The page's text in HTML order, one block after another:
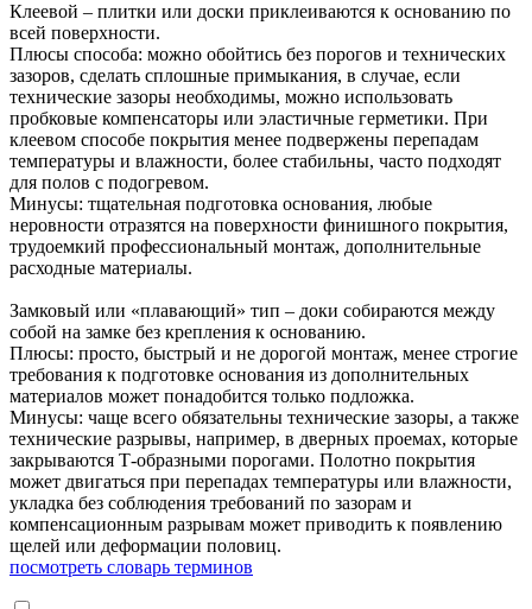
Клеевой – плитки или доски приклеиваются к основанию по
всей поверхности.
Плюсы способа: можно обойтись без порогов и технических
зазоров, сделать сплошные примыкания, в случае, если
технические зазоры необходимы, можно использовать
пробковые компенсаторы или эластичные герметики. При
клеевом способе покрытия менее подвержены перепадам
температуры и влажности, более стабильны, часто подходят
для полов с подогревом.
Минусы: тщательная подготовка основания, любые
неровности отразятся на поверхности финишного покрытия,
трудоемкий профессиональный монтаж, дополнительные
расходные материалы.
Замковый или «плавающий» тип – доки собираются между
собой на замке без крепления к основанию.
Плюсы: просто, быстрый и не дорогой монтаж, менее строгие
требования к подготовке основания из дополнительных
материалов может понадобится только подложка.
Минусы: чаще всего обязательны технические зазоры, а также
технические разрывы, например, в дверных проемах, которые
закрываются Т-образными порогами. Полотно покрытия
может двигаться при перепадах температуры или влажности,
укладка без соблюдения требований по зазорам и
компенсационным разрывам может приводить к появлению
щелей или деформации половиц.
посмотреть словарь терминов